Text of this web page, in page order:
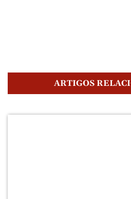
ARTIGOS